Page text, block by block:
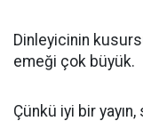
Dinleyicinin
emeği çok büyük.
Çünkü iyi bir